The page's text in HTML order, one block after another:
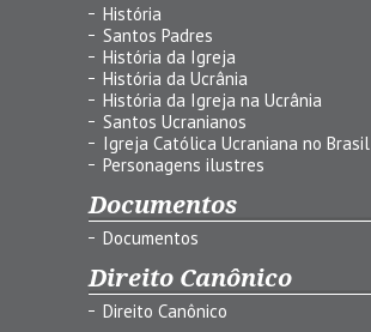
História
Santos Padres
História da Igreja
História da Ucrânia
História da Igreja na Ucrânia
Santos Ucranianos
Igreja Católica Ucraniana no Brasil
Personagens ilustres
Documentos
Documentos
Direito Canônico
Direito Canônico